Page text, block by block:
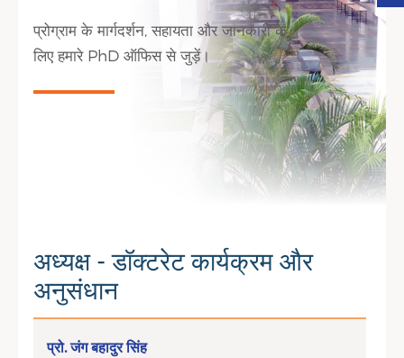
प्रोग्राम के मार्गदर्शन, सहायता और जानकारी के
लिए हमारे PhD ऑफिस से जुड़ें।
अध्यक्ष - डॉक्टरेट कार्यक्रम और
अनुसंधान
प्रो. जंग बहादुर सिंह